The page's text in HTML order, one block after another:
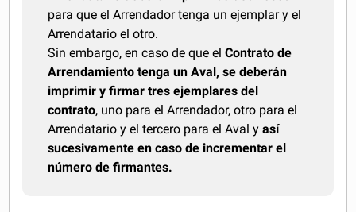
para que el Arrendador tenga un ejemplar y el
Arrendatario el otro.
Sin embargo, en caso de que elContrato de
Arrendamiento tenga un Aval, se deberán
imprimir y firmar tres ejemplares del
contrato, uno para el Arrendador, otro para el
Arrendatario y el tercero para el Aval yasí
sucesivamente en caso de incrementar el
número de firmantes.